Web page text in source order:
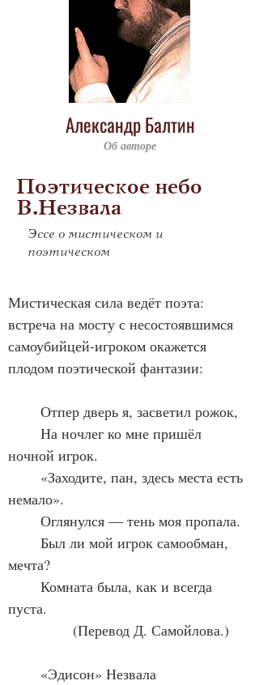
Александр Балтин
Об авторе
Поэтическое небо
В.Незвала
Эссе о мистическом и
поэтическом
Мистическая сила ведёт поэта:
встреча на мосту с несостоявшимся
самоубийцей-игроком окажется
плодом поэтической фантазии:
	Отпер дверь я, засветил рожок,
ночной игрок.
немало».
	Оглянулся — тень моя пропала.
мечта?
пуста.
		(Перевод Д. Самойлова.)